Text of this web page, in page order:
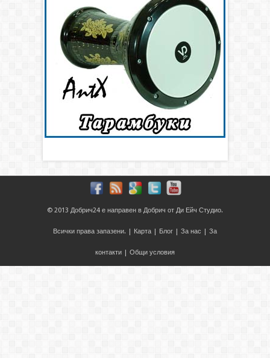
© 2013 Добрич24 е направен в Добрич от Ди Ейч Студио.
Всички права запазени. | Карта Блог За нас За
контакти Общи условия